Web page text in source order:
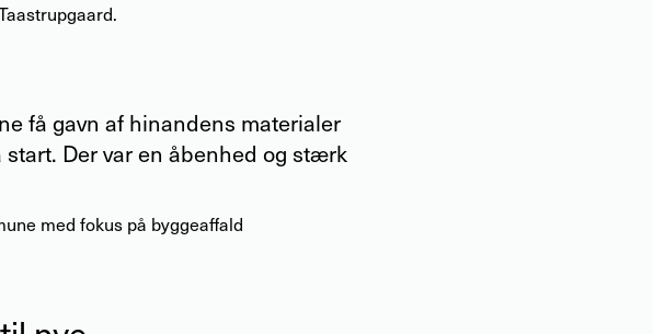
få gavn af hinandens materialer
Der var en åbenhed og stærk
med fokus på byggeaffald